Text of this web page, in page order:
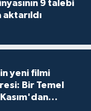
9 talebi
aktarıldı
yeni filmi
Bir Temel